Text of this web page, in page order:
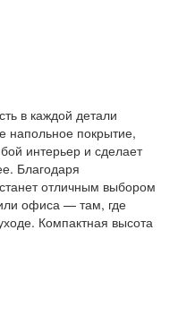
в каждой детали
напольное покрытие,
интерьер и сделает
Благодаря
отличным выбором
офиса — там, где
Компактная высота